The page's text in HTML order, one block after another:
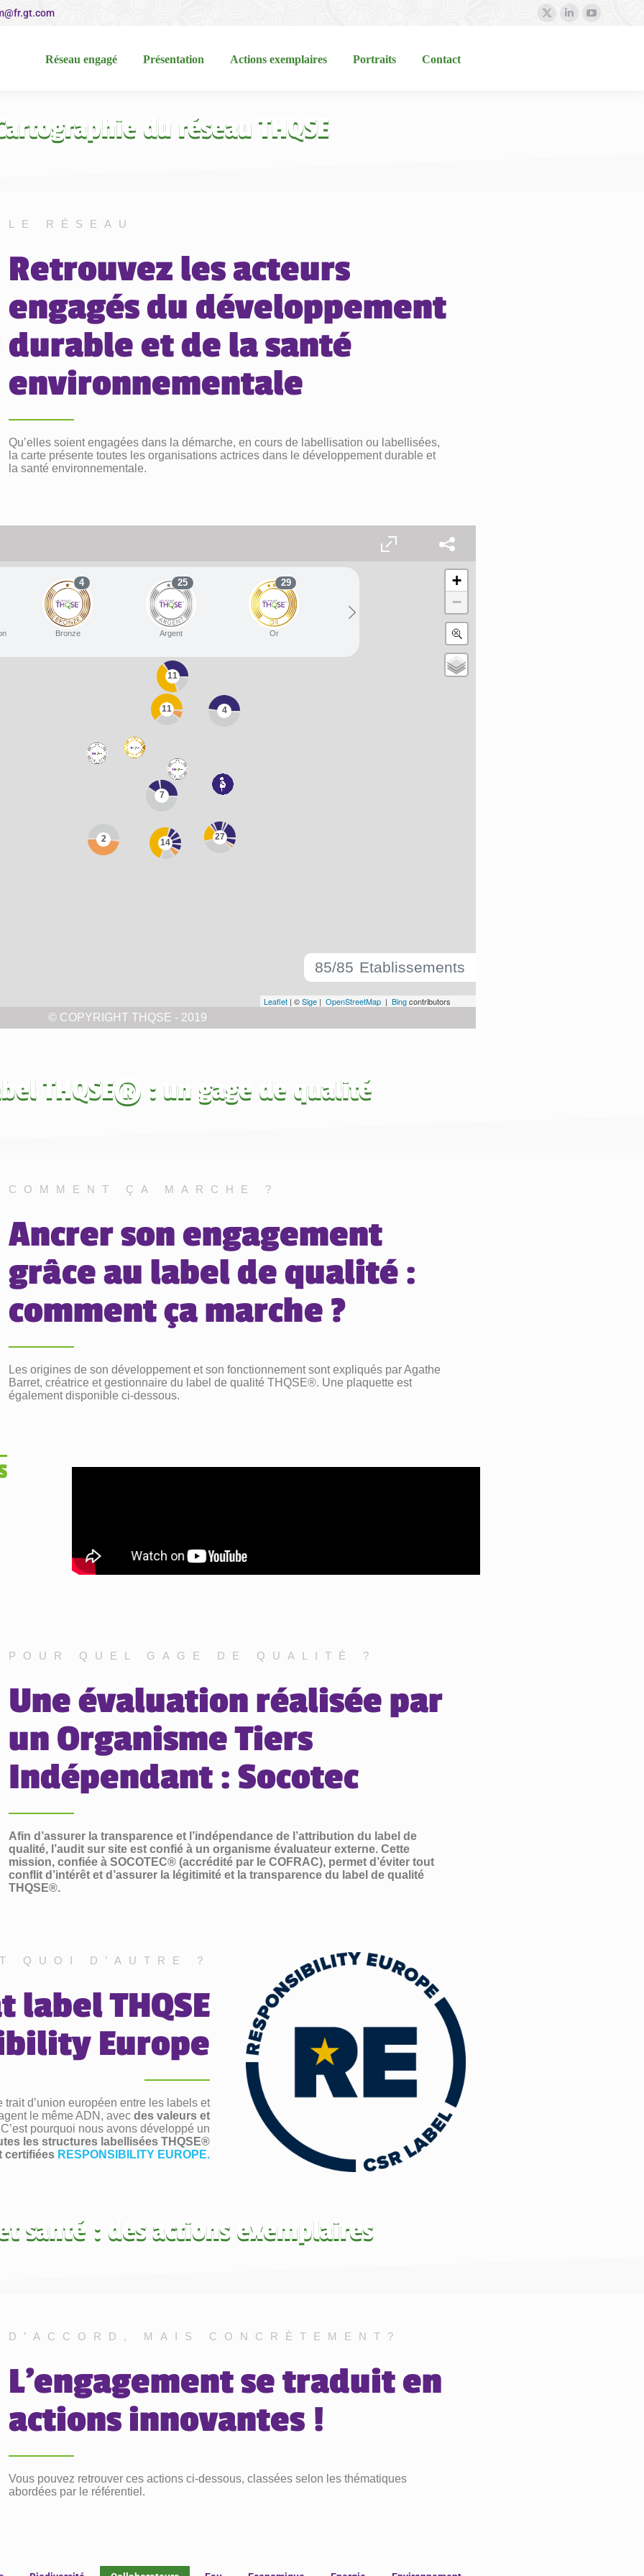
Réseau engagé Présentation Actions exemplaires Portraits Contact
du réseau THQSE
LE RÉSEAU
Retrouvez les acteurs
engagés du développement
durable et de la santé
environnementale
Qu’elles soient engagées dans la démarche, en cours de labellisation ou labellisées,
la carte présente toutes les organisations actrices dans le développement durable et
la santé environnementale.
THQSE® : un gage de qualité
COMMENT ÇA MARCHE ?
Ancrer son engagement
grâce au label de qualité :
comment ça marche ?
Les origines de son développement et son fonctionnement sont expliqués par Agathe
Barret, créatrice et gestionnaire du label de qualité THQSE®. Une plaquette est
également disponible ci-dessous.
POUR QUEL GAGE DE QUALITÉ ?
Une évaluation réalisée par
un Organisme Tiers
Indépendant : Socotec
Afin d’assurer la transparence et l’indépendance de l’attribution du label de
qualité, l’audit sur site est confié à un organisme évaluateur externe. Cette
mission, confiée à SOCOTEC® (accrédité par le COFRAC), permet d’éviter tout
conflit d’intérêt et d’assurer la légitimité et la transparence du label de qualité
THQSE®.
QUOI D’AUTRE ?
THQSE
Europe
d’union européen entre les labels et
le même ADN, avec des valeurs et
pourquoi nous avons développé un
les structures labellisées THQSE®
certifiées RESPONSIBILITY EUROPE.
santé : des actions exemplaires
D’ACCORD, MAIS CONCRÈTEMENT?
L'engagement se traduit en
actions innovantes !
Vous pouvez retrouver ces actions ci-dessous, classées selon les thématiques
abordées par le référentiel.
Réseau engagé